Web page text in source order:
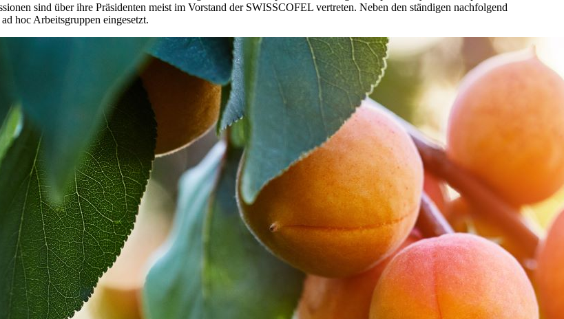
sind über ihre Präsidenten meist im Vorstand der SWISSCOFEL vertreten. Neben den ständigen nachfolgend
hoc Arbeitsgruppen eingesetzt.